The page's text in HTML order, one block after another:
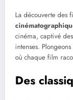
La découverte des
cinéma, captivé
intenses.
où chaque film
Des